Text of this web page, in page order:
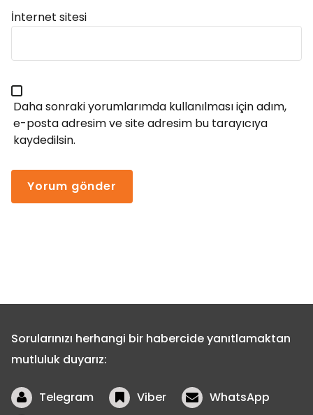
İnternet sitesi
Daha sonraki yorumlarımda kullanılması için adım,
e-posta adresim ve site adresim bu tarayıcıya
kaydedilsin.
Sorularınızı herhangi bir habercide yanıtlamaktan
mutluluk duyarız:
Telegram Viber
WhatsApp